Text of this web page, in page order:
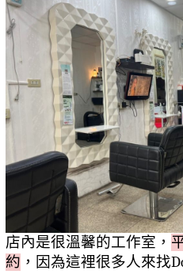
店內是很溫馨的工作室，
約 ，因為這裡很多人來找